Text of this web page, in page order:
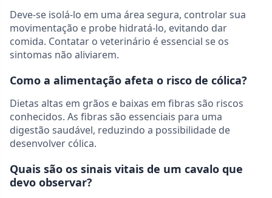
Deve-se isolá-lo em uma área segura, controlar sua
movimentação e probe hidratá-lo, evitando dar
comida. Contatar o veterinário é essencial se os
sintomas não aliviarem.
Como a alimentação afeta o risco de cólica?
Dietas altas em grãos e baixas em fibras são riscos
conhecidos. As fibras são essenciais para uma
digestão saudável, reduzindo a possibilidade de
desenvolver cólica.
Quais são os sinais vitais de um cavalo que
devo observar?